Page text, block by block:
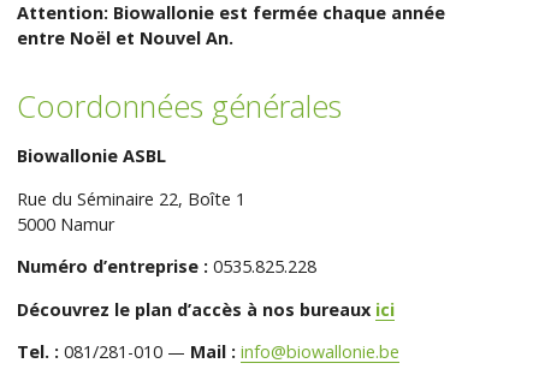
Attention: Biowallonie est fermée chaque année
entre Noël et Nouvel An.
Coordonnées générales
Biowallonie ASBL
Rue du Séminaire 22, Boîte 1
5000 Namur
Numéro d’entreprise : 0535.825.228
Découvrez le plan d’accès à nos bureaux ici
Tel. : 081/281-010 — Mail : info@biowallonie.be